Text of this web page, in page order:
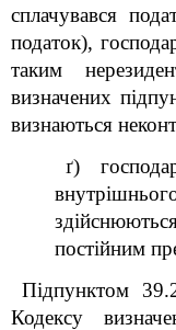
сплачувався
податок),
таким
визначених
визнаються
ґ)
постійним
Підпунктом
Кодексу